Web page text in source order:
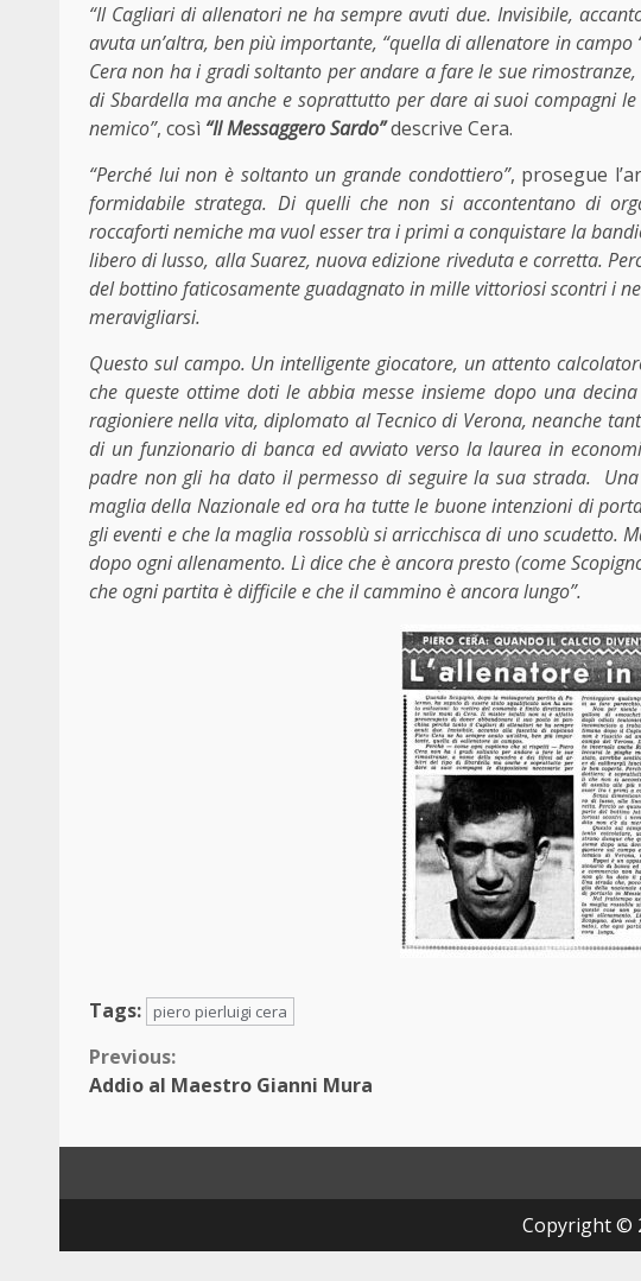
“Il Cagliari di allenatori ne ha sempre avuti due. Invisibile,
avuta un’altra, ben più importante, “quella di allenatore in campo
Cera non ha i gradi soltanto per andare a fare le sue
di Sbardella ma anche e soprattutto per dare ai suoi compagni
nemico”, così “Il Messaggero Sardo”descrive Cera.
“Perché lui non è soltanto un grande condottiero”, prosegue
formidabile stratega. Di quelli che non si accontentano di
roccaforti nemiche ma vuol esser tra i primi a conquistare la
libero di lusso, alla Suarez, nuova edizione riveduta e corretta.
del bottino faticosamente guadagnato in mille vittoriosi scontri i
meravigliarsi.
Questo sul campo. Un intelligente giocatore, un attento
che queste ottime doti le abbia messe insieme dopo una
ragioniere nella vita, diplomato al Tecnico di Verona, neanche
di un funzionario di banca ed avviato verso la laurea in
padre non gli ha dato il permesso di seguire la sua strada.
maglia della Nazionale ed ora ha tutte le buone intenzioni di
gli eventi e che la maglia rossoblù si arricchisca di uno scudetto.
dopo ogni allenamento. Lì dice che è ancora presto (come
che ogni partita è difficile e che il cammino è ancora lungo”.
Tags: piero pierluigi cera
Continue
Previous:
Addio al Maestro Gianni Mura
Copyright ©